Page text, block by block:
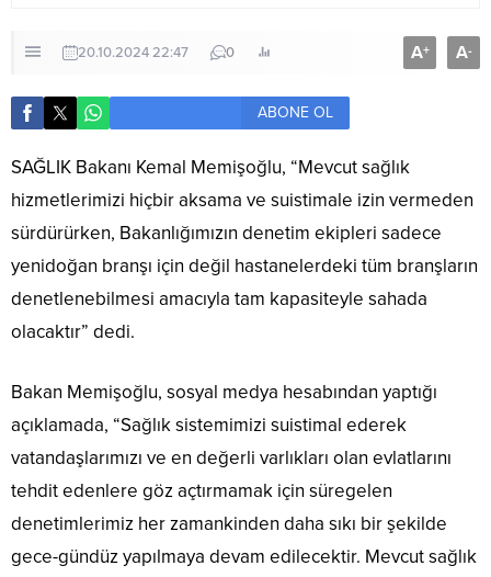
20.10.2024 22:47 0 A+ A-
ABONE OL
SAĞLIK Bakanı Kemal Memişoğlu, “Mevcut sağlık
hizmetlerimizi hiçbir aksama ve suistimale izin vermeden
sürdürürken, Bakanlığımızın denetim ekipleri sadece
yenidoğan branşı için değil hastanelerdeki tüm branşların
denetlenebilmesi amacıyla tam kapasiteyle sahada
olacaktır” dedi.
Bakan Memişoğlu, sosyal medya hesabından yaptığı
açıklamada, “Sağlık sistemimizi suistimal ederek
vatandaşlarımızı ve en değerli varlıkları olan evlatlarını
tehdit edenlere göz açtırmamak için süregelen
denetimlerimiz her zamankinden daha sıkı bir şekilde
gece-gündüz yapılmaya devam edilecektir. Mevcut sağlık